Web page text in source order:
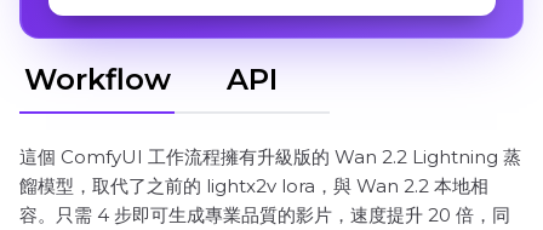
Workflow API
這個 ComfyUI 工作流程擁有升級版的 Wan 2.2 Lightning 蒸
餾模型，取代了之前的 lightx2v lora，與 Wan 2.2 本地相
容。只需 4 步即可生成專業品質的影片，速度提升 20 倍，同